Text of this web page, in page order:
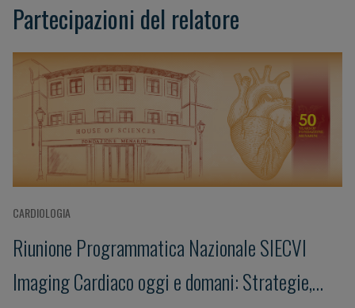
Partecipazioni del relatore
CARDIOLOGIA
Riunione Programmatica Nazionale SIECVI
Imaging Cardiaco oggi e domani: Strategie,